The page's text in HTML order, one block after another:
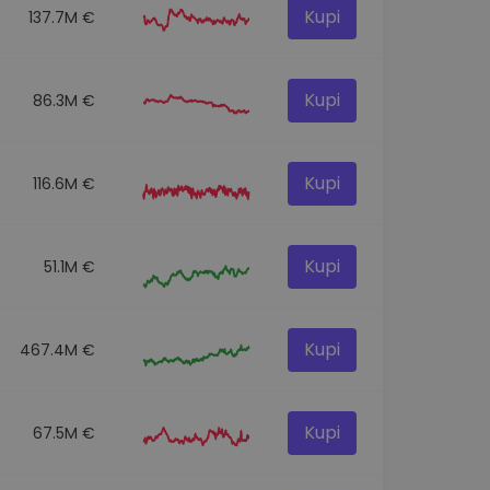
137.7M € Kupi
86.3M € Kupi
116.6M € Kupi
51.1M € Kupi
467.4M € Kupi
67.5M € Kupi